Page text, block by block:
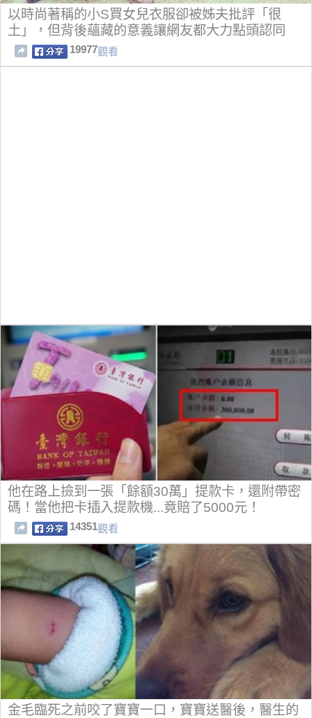
以時尚著稱的小S買女兒衣服卻被姊夫批評「很
土」，但背後蘊藏的意義讓網友都大力點頭認同
了！
19977觀看
他在路上撿到一張「餘額30萬」提款卡，還附帶密
碼！當他把卡插入提款機...竟賠了5000元！
14351觀看
金毛臨死之前咬了寶寶一口，寶寶送醫後，醫生的